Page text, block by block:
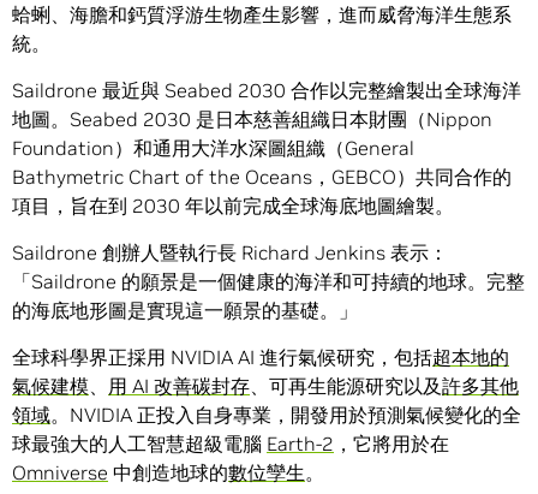
蛤蜊、海膽和鈣質浮游生物產生影響，進而威脅海洋生態系
統。
Saildrone 最近與 Seabed 2030 合作以完整繪製出全球海洋
地圖。Seabed 2030 是日本慈善組織日本財團（Nippon
Foundation）和通用大洋水深圖組織（General
Bathymetric Chart of the Oceans，GEBCO）共同合作的
項目，旨在到 2030 年以前完成全球海底地圖繪製。
Saildrone 創辦人暨執行長 Richard Jenkins 表示：
「Saildrone 的願景是一個健康的海洋和可持續的地球。完整
的海底地形圖是實現這一願景的基礎。」
全球科學界正採用 NVIDIA AI 進行氣候研究，包括超本地的
氣候建模、 用 AI 改善碳封存、可再生能源研究以及許多其他
領域。NVIDIA 正投入自身專業，開發用於預測氣候變化的全
球最強大的人工智慧超級電腦 Earth-2 ，它將用於在
Omniverse 中創造地球的數位孿生。